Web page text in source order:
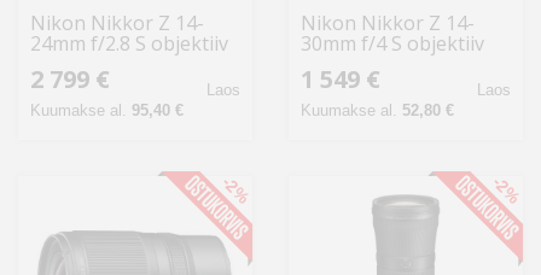
Nikon Nikkor Z 14-
24mm f/2.8 S objektiiv
2 799 €
Kuumakse al. 95,40 €
Laos
Nikon Nikkor Z 14-
30mm f/4 S objektiiv
1 549 €
Kuumakse al. 52,80 €
Laos
-2% -2%